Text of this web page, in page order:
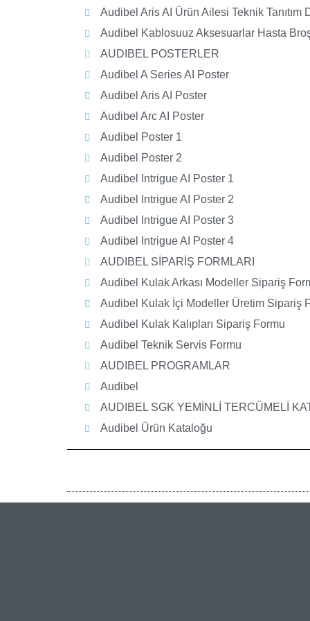
Audibel Aris AI Ürün Ailesi Teknik Tanıtım
Audibel Kablosuuz Aksesuarlar Hasta
AUDIBEL POSTERLER
Audibel A Series AI Poster
Audibel Aris AI Poster
Audibel Arc AI Poster
Audibel Poster 1
Audibel Poster 2
Audibel Intrigue AI Poster 1
Audibel Intrigue AI Poster 2
Audibel Intrigue AI Poster 3
Audibel Intrigue AI Poster 4
AUDIBEL SİPARİŞ FORMLARI
Audibel Kulak Arkası Modeller Sipariş
Audibel Kulak İçi Modeller Üretim Sipariş
Audibel Kulak Kalıpları Sipariş Formu
Audibel Teknik Servis Formu
AUDIBEL PROGRAMLAR
Audibel
AUDIBEL SGK YEMİNLİ TERCÜMELİ
Audibel Ürün Kataloğu